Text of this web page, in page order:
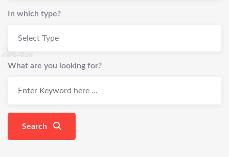
In which type?
Select Type
What are you looking for?
Search